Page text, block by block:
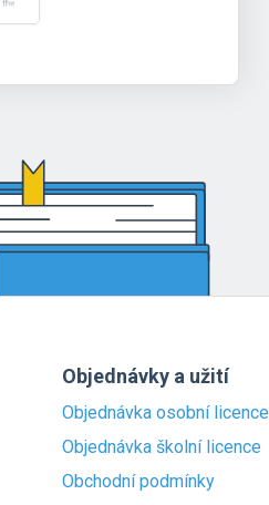
Objednávky a užití
Objednávka osobní licence
Objednávka školní licence
Obchodní podmínky